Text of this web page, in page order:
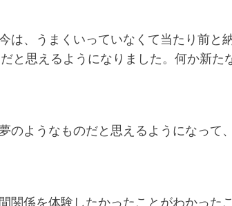
うまくいっていなくて当たり前と納
と思えるようになりました。何か新た
うなものだと思えるようになって
を体験したかったことがわかったこ